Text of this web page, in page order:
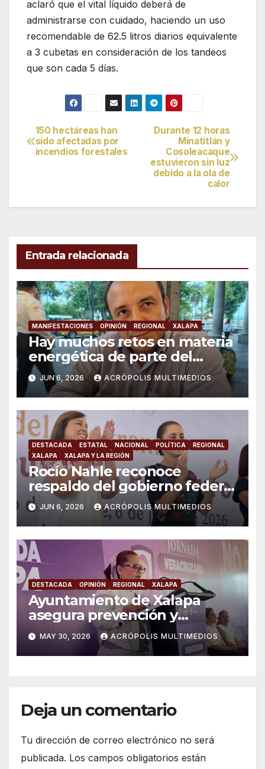
aclaró que el vital líquido deberá de
administrarse con cuidado, haciendo un uso
recomendable de 62.5 litros diarios equivalente
a 3 cubetas en consideración de los tandeos
que son cada 5 días.
Navegación
de
Durante 12 horas
Minatitlán y
Cosoleacaque
estuvieron sin luz
debido a la ola de
calor
150 hectáreas han
sido afectadas por
incendios forestales
Entrada relacionada
MANIFESTACIONES OPINIÓN REGIONAL XALAPA
Hay muchos retos en materia
energética de parte del
gobierno: “Movimiento de
Lucha Social”
JUN 6, 2026 ACRÓPOLIS MULTIMEDIOS
DESTACADA ESTATAL NACIONAL POLÍTICA
REGIONAL
XALAPA
XALAPA Y LA REGIÓN
Rocío Nahle reconoce
respaldo del gobierno federal
en beneficio de los jóvenes
JUN 6, 2026 ACRÓPOLIS MULTIMEDIOS
DESTACADA OPINIÓN REGIONAL XALAPA
Ayuntamiento de Xalapa
asegura prevención y
atención a violencia de
género
MAY 30, 2026 ACRÓPOLIS MULTIMEDIOS
Deja un comentario
Tu dirección de correo electrónico no será
publicada. Los campos obligatorios están